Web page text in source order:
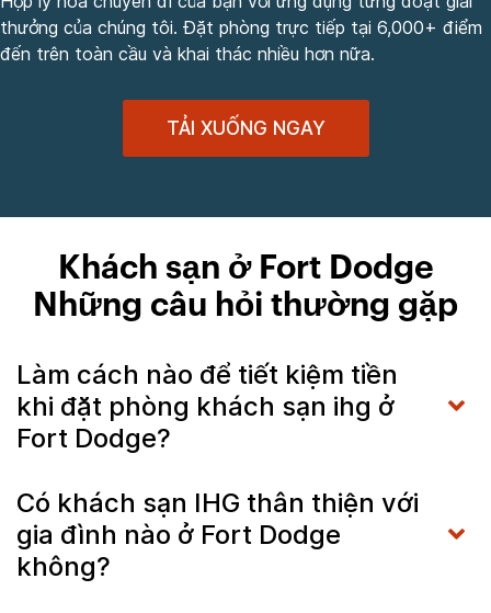
thưởng của chúng tôi. Đặt phòng trực tiếp tại 6,000+ điểm
đến trên toàn cầu và khai thác nhiều hơn nữa.
TẢI XUỐNG NGAY
Khách sạn ở Fort Dodge
Những câu hỏi thường gặp
Làm cách nào để tiết kiệm tiền
khi đặt phòng khách sạn ihg ở
Fort Dodge?
Có khách sạn IHG thân thiện với
gia đình nào ở Fort Dodge
không?